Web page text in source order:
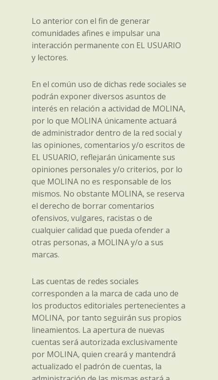
Lo anterior con el fin de generar
comunidades afines e impulsar una
interacción permanente con EL USUARIO
y lectores.
En el común uso de dichas rede sociales se
podrán exponer diversos asuntos de
interés en relación a actividad de MOLINA,
por lo que MOLINA únicamente actuará
de administrador dentro de la red social y
las opiniones, comentarios y/o escritos de
EL USUARIO, reflejarán únicamente sus
opiniones personales y/o criterios, por lo
que MOLINA no es responsable de los
mismos. No obstante MOLINA, se reserva
el derecho de borrar comentarios
ofensivos, vulgares, racistas o de
cualquier calidad que pueda ofender a
otras personas, a MOLINA y/o a sus
marcas.
Las cuentas de redes sociales
corresponden a la marca de cada uno de
los productos editoriales pertenecientes a
MOLINA, por tanto seguirán sus propios
lineamientos. La apertura de nuevas
cuentas será autorizada exclusivamente
por MOLINA, quien creará y mantendrá
actualizado el padrón de cuentas, la